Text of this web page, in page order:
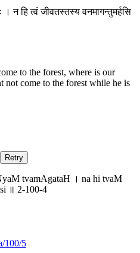
। न हि त्वं जीवतस्तस्य वनमागन्तुमर्हसि
to the forest, where is our
not come to the forest while he is
Retry
tvamAgataH । na hi tvaM
॥ 2-100-4
100/5